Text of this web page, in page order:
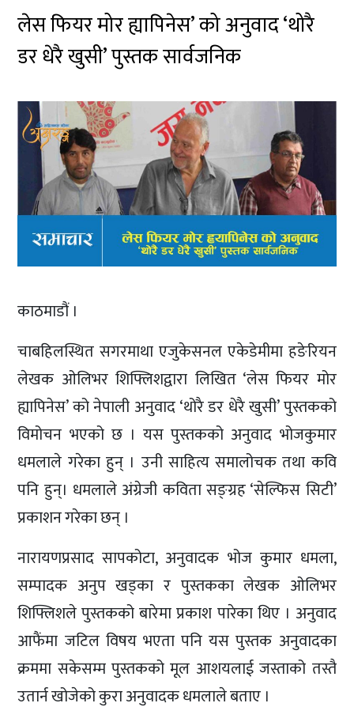
लेस फियर मोर ह्यापिनेस’ को अनुवाद ‘थोरै
डर धेरै खुसी’ पुस्तक सार्वजनिक
काठमाडौं ।
चाबहिलस्थित सगरमाथा एजुकेसनल एकेडेमीमा हङेरियन
लेखक ओलिभर शिफ्लिशद्वारा लिखित ‘लेस फियर मोर
ह्यापिनेस’ को नेपाली अनुवाद ‘थोरै डर धेरै खुसी’ पुस्तकको
विमोचन भएको छ । यस पुस्तकको अनुवाद भोजकुमार
धमलाले गरेका हुन् । उनी साहित्य समालोचक तथा कवि
पनि हुन्। धमलाले अंग्रेजी कविता सङ्ग्रह ‘सेल्फिस सिटी’
प्रकाशन गरेका छन् ।
नारायणप्रसाद सापकोटा, अनुवादक भोज कुमार धमला,
सम्पादक अनुप खड्का र पुस्तकका लेखक ओलिभर
शिफ्लिशले पुस्तकको बारेमा प्रकाश पारेका थिए । अनुवाद
आफैंमा जटिल विषय भएता पनि यस पुस्तक अनुवादका
क्रममा सकेसम्म पुस्तकको मूल आशयलाई जस्ताको तस्तै
उतार्न खोजेको कुरा अनुवादक धमलाले बताए ।